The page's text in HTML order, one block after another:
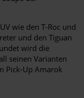
wie den T-Roc und
und den Tiguan
wird die
seinen Varianten
Pick-Up Amarok